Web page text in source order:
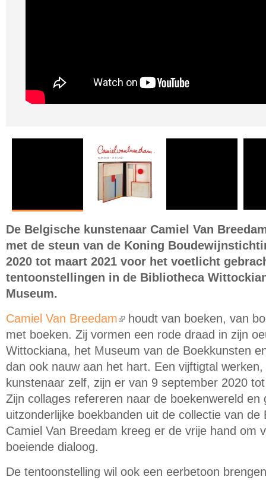
De Belgische kunstenaar Camiel Van
met de steun van de Koning
2020 tot maart 2021 voor het voetlicht
tentoonstellingen in de Bibliotheca
Museum.
Camiel Van Breedam (link is external)
houdt van boeken, van
met boeken. Zij vormen een rode draad in zijn
Wittockiana, het Museum van de Boekkunsten
dan ook nauw aan het hart. Een vijftigtal
kunstenaar zelf, zijn er van 9 september 2020
Zijn collages refereren naar de boekenwereld en
uitzonderlijke boekbanden uit de collectie van de
Camiel Van Breedam kreeg er de vrije hand om
boeiende dialoog.
De tentoonstelling wil ook een eerbetoon